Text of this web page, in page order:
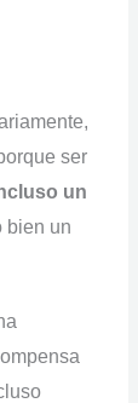
ser
un
bien un